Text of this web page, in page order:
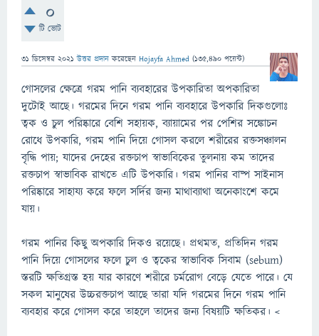
0
টি ভোট
31 ডিসেম্বর 2021 উত্তর প্রদান করেছেন Hojayfa Ahmed (135,490 পয়েন্ট)
গোসলের ক্ষেত্রে গরম পানি ব্যবহারের উপকারিতা অপকারিতা
দুটোই আছে। গরমের দিনে গরম পানি ব্যবহারে উপকারি দিকগুলোঃ
ত্বক ও চুল পরিষ্কারে বেশি সহায়ক, ব্যায়ামের পর পেশির সঙ্কোচন
রোধে উপকারি, গরম পানি দিয়ে গোসল করলে শরীরের রক্তসঞ্চালন
বৃদ্ধি পায়; যাদের দেহের রক্তচাপ স্বাভাবিকের তুলনায় কম তাদের
রক্তচাপ স্বাভাবিক রাখতে এটি উপকারি। গরম পানির বাষ্প সাইনাস
পরিষ্কারে সাহায্য করে ফলে সর্দির জন্য মাথাব্যাথা অনেকাংশে কমে
যায়।
গরম পানির কিছু অপকারি দিকও রয়েছে। প্রথমত, প্রতিদিন গরম
পানি দিয়ে গোসলের ফলে চুল ও ত্বকের স্বাভাবিক সিবাম (sebum)
স্তরটি ক্ষতিগ্রস্ত হয় যার কারণে শরীরে চর্মরোগ বেড়ে যেতে পারে। যে
সকল মানুষের উচ্চরক্তচাপ আছে তারা যদি গরমের দিনে গরম পানি
ব্যবহার করে গোসল করে তাহলে তাদের জন্য বিষয়টি ক্ষতিকর। <